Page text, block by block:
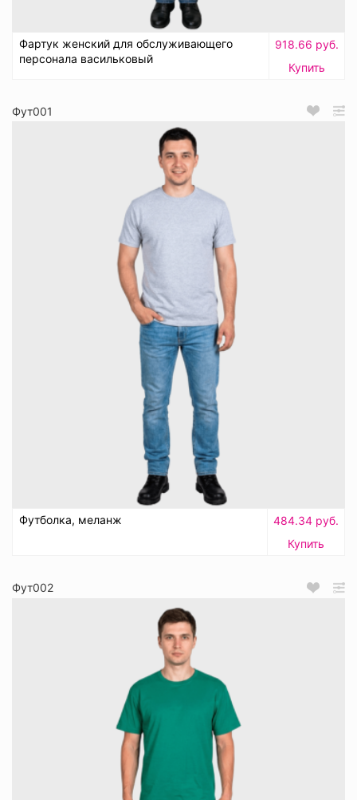
Фартук женский для обслуживающего
персонала васильковый
918.66 руб.
Купить
Фут001
Футболка, меланж
484.34 руб.
Купить
Фут002